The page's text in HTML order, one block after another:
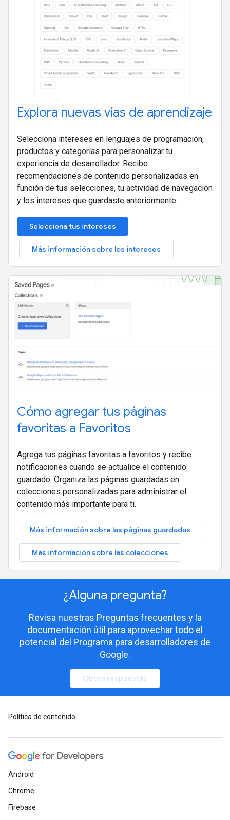
Explora nuevas vías de aprendizaje
Selecciona intereses en lenguajes de programación,
productos y categorías para personalizar tu
experiencia de desarrollador. Recibe
recomendaciones de contenido personalizadas en
función de tus selecciones, tu actividad de navegación
y los intereses que guardaste anteriormente.
Selecciona tus intereses
Más información sobre los intereses
Cómo agregar tus páginas
favoritas a Favoritos
Agrega tus páginas favoritas a favoritos y recibe
notificaciones cuando se actualice el contenido
guardado. Organiza las páginas guardadas en
colecciones personalizadas para administrar el
contenido más importante para ti.
Más información sobre las páginas guardadas
Más información sobre las colecciones
¿Alguna pregunta?
Revisa nuestras Preguntas frecuentes y la
documentación útil para aprovechar todo el
potencial del Programa para desarrolladores de
Google.
Obtén respuestas
Política de contenido
Android
Chrome
Firebase